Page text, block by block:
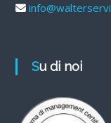
Su di noi